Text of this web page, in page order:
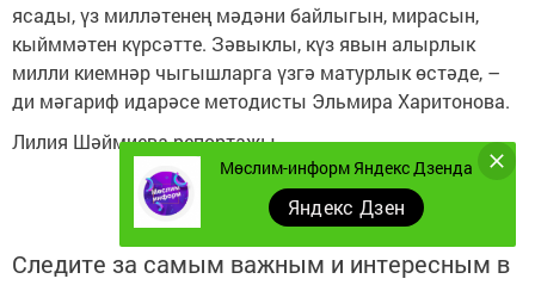
ясады, үз милләтенең мәдәни байлыгын, мирасын,
кыйммәтен күрсәтте. Зәвыклы, күз явын алырлык
милли киемнәр чыгышларга үзгә матурлык өстәде, –
ди мәгариф идарәсе методисты Эльмира Харитонова.
Лилия Шәймиева репортажы.
Следите за самым важным и интересным в
Мөслим-информ Яндекс Дзенда
Яндекс Дзен